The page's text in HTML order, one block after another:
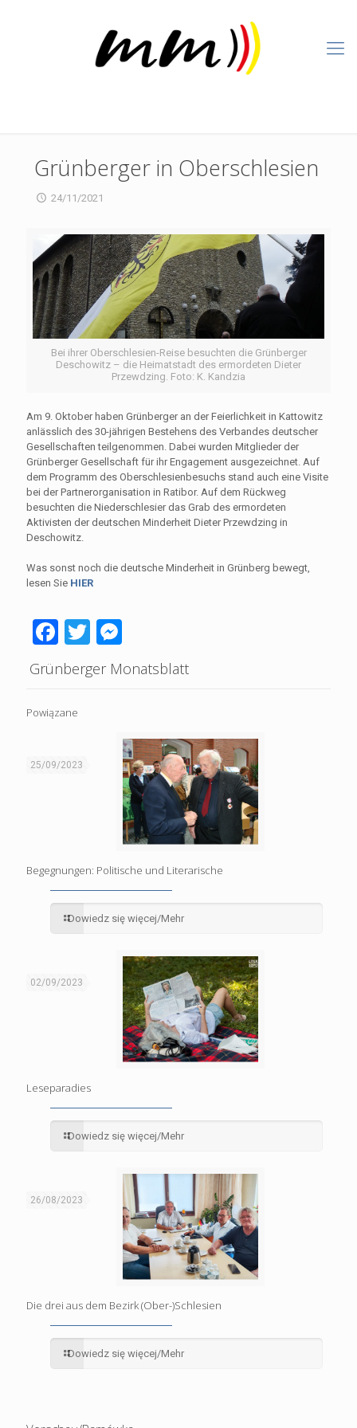
Grünberger in Oberschlesien
24/11/2021
Bei ihrer Oberschlesien-Reise besuchten die Grünberger
Deschowitz – die Heimatstadt des ermordeten Dieter
Przewdzing. Foto: K. Kandzia
Am 9. Oktober haben Grünberger an der Feierlichkeit in Kattowitz
anlässlich des 30-jährigen Bestehens des Verbandes deutscher
Gesellschaften teilgenommen. Dabei wurden Mitglieder der
Grünberger Gesellschaft für ihr Engagement ausgezeichnet. Auf
dem Programm des Oberschlesienbesuchs stand auch eine Visite
bei der Partnerorganisation in Ratibor. Auf dem Rückweg
besuchten die Niederschlesier das Grab des ermordeten
Aktivisten der deutschen Minderheit Dieter Przewdzing in
Deschowitz.
Was sonst noch die deutsche Minderheit in Grünberg bewegt,
lesen Sie HIER
Facebook
TwitterMessenger
Grünberger Monatsblatt
Powiązane
25/09/2023
Begegnungen: Politische und Literarische
Dowiedz się więcej/Mehr
02/09/2023
Leseparadies
Dowiedz się więcej/Mehr
26/08/2023
Die drei aus dem Bezirk (Ober-)Schlesien
Dowiedz się więcej/Mehr